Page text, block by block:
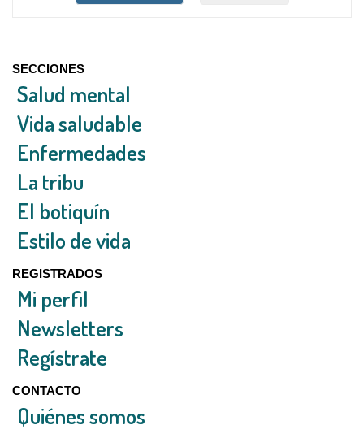
SECCIONES
Salud mental
Vida saludable
Enfermedades
La tribu
El botiquín
Estilo de vida
REGISTRADOS
Mi perfil
Newsletters
Regístrate
CONTACTO
Quiénes somos